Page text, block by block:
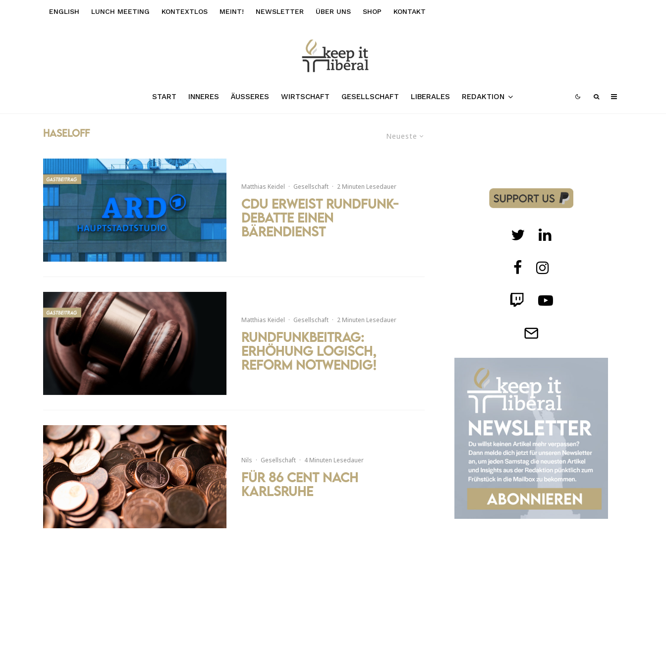
ENGLISH LUNCH MEETING KONTEXTLOS MEINT! NEWSLETTER ÜBER UNS SHOP KONTAKT
START INNERES ÄUSSERES WIRTSCHAFT GESELLSCHAFT LIBERALES REDAKTION
Neueste
haseloff
Matthias Keidel · Gesellschaft · 2 Minuten Lesedauer
CDU erweist Rundfunk-
Debatte einen
Bärendienst
Matthias Keidel · Gesellschaft · 2 Minuten Lesedauer
Rundfunkbeitrag:
Erhöhung logisch,
Reform notwendig!
Nils · Gesellschaft · 4 Minuten Lesedauer
Für 86 Cent nach
Karlsruhe